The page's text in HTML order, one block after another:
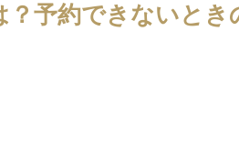
予約できないとき